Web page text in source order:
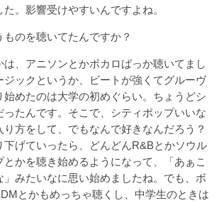
。影響受けやすいんですよね。
のを聴いてたんですか？
、アニソンとかボカロばっか聴いてまし
ジックというか、ビートが強くてグルーヴ
始めたのは大学の初めぐらい。ちょうどシ
ったんです。そこで、シティポップいいな
り方をして、でもなんで好きなんだろう？
下げていったら、どんどんR&Bとかソウル
とかを聴き始めるようになって、「あぁこ
」みたいなに思い始めましたね。でも、ボ
とかもめっちゃ聴くし、中学生のときは